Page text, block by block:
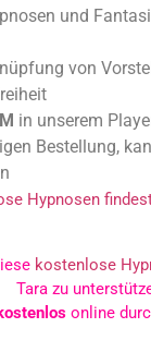
und
von
in unserem
Bestellung,
Hypnosen
kostenlose
Tara zu
kostenlos online